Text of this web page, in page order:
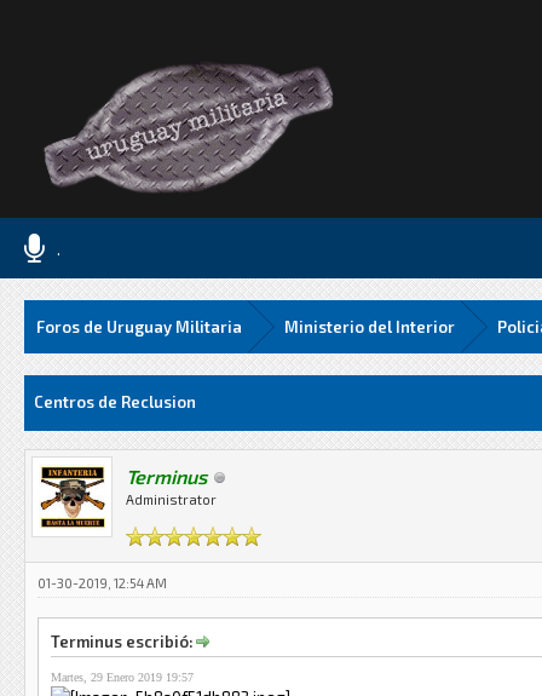
.
Foros de Uruguay Militaria Ministerio del Interior
Centros de Reclusion
Terminus
Administrator
01-30-2019, 12:54 AM
Terminus escribió:
Martes, 29 Enero 2019 19:57